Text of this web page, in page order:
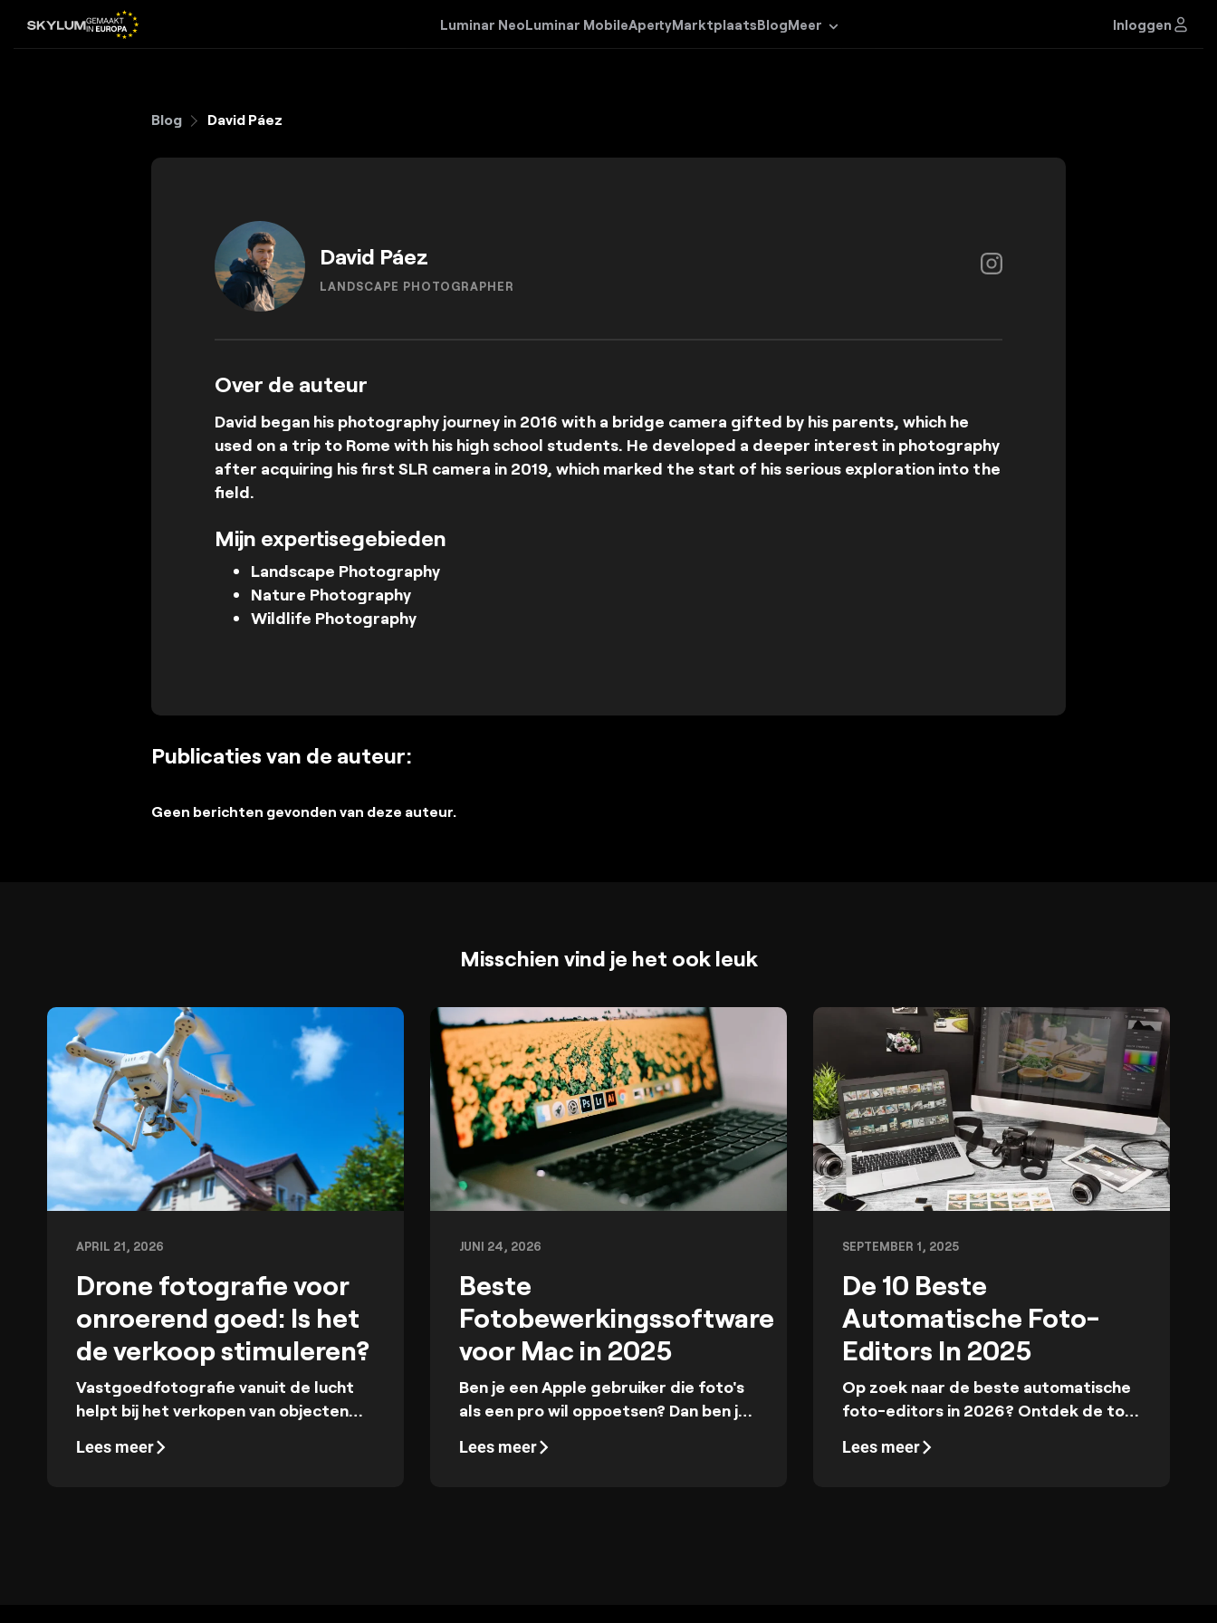
Luminar NeoLuminar MobileApertyMarktplaatsBlogMeer Inloggen
Blog David Páez
David Páez
LANDSCAPE PHOTOGRAPHER
Over de auteur
David began his photography journey in 2016 with a bridge camera gifted by his parents, which he
used on a trip to Rome with his high school students. He developed a deeper interest in photography
after acquiring his first SLR camera in 2019, which marked the start of his serious exploration into the
field.
Mijn expertisegebieden
Landscape Photography
Nature Photography
Wildlife Photography
Publicaties van de auteur:
Geen berichten gevonden van deze auteur.
Misschien vind je het ook leuk
APRIL 21, 2026
Drone fotografie voor
onroerend goed: Is het
de verkoop stimuleren?
Vastgoedfotografie vanuit de lucht
helpt bij het verkopen van objecten
zien op een manier die grondopnamen
Lees meer
JUNI 24, 2026
Beste
Fotobewerkingssoftware
voor Mac in 2025
Ben je een Apple gebruiker die foto's
als een pro wil oppoetsen? Dan ben je
bespreken we in onze blog de beste
Lees meer
SEPTEMBER 1, 2025
De 10 Beste
Automatische Foto-
Editors In 2025
Op zoek naar de beste automatische
foto-editors in 2026? Ontdek de top
verbeteren. Verken innovatieve
Lees meer